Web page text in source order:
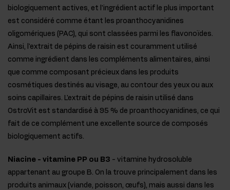
biologiquement actives, et l'ingrédient actif le plus important
est considéré comme étant les proanthocyanidines
oligomériques (PAC), qui sont classées parmi les flavonoïdes.
Ainsi, l'extrait de pépins de raisin est couramment utilisé
comme ingrédient dans les compléments alimentaires, ainsi
que comme composant précieux dans les produits
cosmétiques destinés au visage, au contour des yeux ou aux
soins capillaires. L'extrait de pépins de raisin utilisé dans
OstroVit est standardisé à 95 % de proanthocyanidines, ce qui
fait de ce complément une excellente source de composés
biologiquement actifs.
Niacine - vitamine PP ou B3 - vitamine hydrosoluble
appartenant au groupe B. On la trouve principalement dans les
produits animaux (viande, poisson, œufs), mais aussi dans les